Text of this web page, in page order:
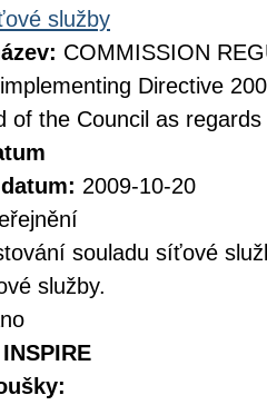
služby
COMMISSION
Directive
of the Council as
2009-10-20
souladu síťové
služby.